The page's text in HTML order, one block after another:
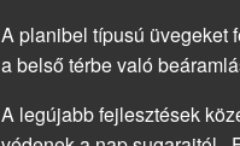
A planibel típusú üvegeket
a belső térbe való
A legújabb fejlesztések